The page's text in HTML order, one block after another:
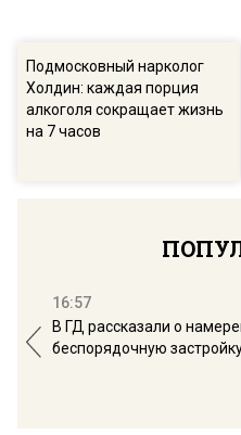
Подмосковный нарколог
Холдин: каждая порция
алкоголя сокращает жизнь
на 7 часов
16:57
В ГД рассказали о
беспорядочную